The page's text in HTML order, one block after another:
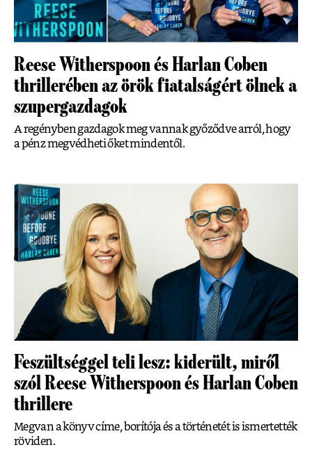
Reese Witherspoon és Harlan Coben
thrillerében az örök fiatalságért ölnek a
szupergazdagok
A regényben gazdagok meg vannak győződve arról, hogy
a pénz megvédheti őket mindentől.
Feszültséggel teli lesz: kiderült, miről
szól Reese Witherspoon és Harlan Coben
thrillere
Megvan a könyv címe, borítója és a történetét is ismertették
röviden.